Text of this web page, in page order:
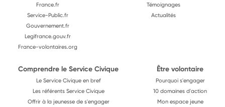
France.fr
Service-Public.fr
Gouvernement.fr
Legifrance.gouv.fr
France-volontaires.org
Témoignages
Actualités
Comprendre le Service Civique
Le Service Civique en bref
Les référents Service Civique
Offrir à la jeunesse de s'engager
Être volontaire
Pourquoi s'engager
10 domaines d'action
Mon espace jeune